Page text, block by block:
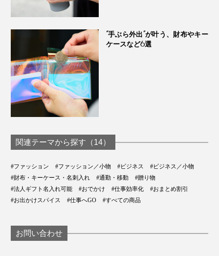
“手ぶら外出”が叶う、財布やキー
ケースなど6選
関連テーマから探す（14）
#ファッション #ファッション／小物 #ビジネス
#ビジネス／小物
#財布・キーケース・名刺入れ
#通勤・移動
#贈り物
#法人ギフト名入れ可能
#おでかけ #仕事効率化
#おまとめ割引
#お出かけスパイス
#仕事へGO #すべての商品
お問い合わせ